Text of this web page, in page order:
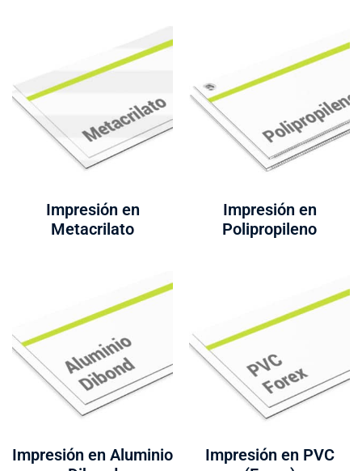
Impresión en
Metacrilato
Impresión en
Polipropileno
Impresión en Aluminio
Impresión en PVC